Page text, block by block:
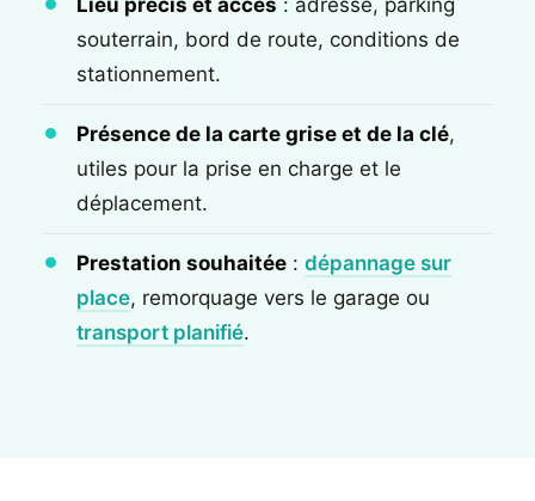
Lieu précis et accès : adresse, parking
souterrain, bord de route, conditions de
stationnement.
Présence de la carte grise et de la clé,
utiles pour la prise en charge et le
déplacement.
Prestation souhaitée : dépannage sur
place, remorquage vers le garage ou
transport planifié.